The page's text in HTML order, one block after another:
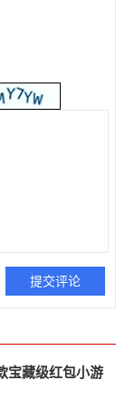
宝藏级红包小游